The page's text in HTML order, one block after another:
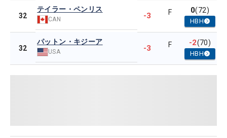
32
テイラー・ペンリス
CAN -3 F 0(72)
HBH
32
パットン・キジーア
USA -3 F -2(70)
HBH